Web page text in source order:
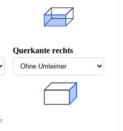
Querkante rechts